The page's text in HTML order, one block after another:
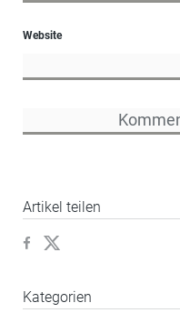
Website
Artikel teilen
Kategorien